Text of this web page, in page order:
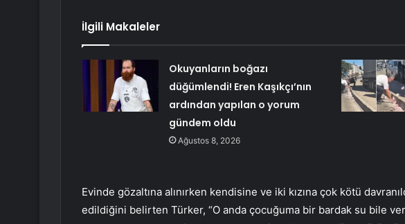
İlgili Makaleler
Okuyanların boğazı
düğümlendi! Eren Kaşıkçı’nın
ardından yapılan o yorum
gündem oldu
Ağustos 8, 2026
Evinde gözaltına alınırken kendisine ve iki kızına çok kötü
edildiğini belirten Türker, “O anda çocuğuma bir bardak su bile